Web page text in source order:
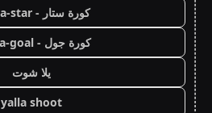
كورة ستار - koora-star
كورة جول - koora-goal
يلا شوت
yalla shoot